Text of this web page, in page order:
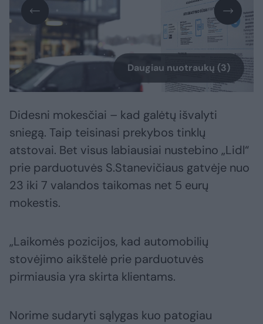
Daugiau nuotraukų (3)
Didesni mokesčiai – kad galėtų išvalyti
sniegą. Taip teisinasi prekybos tinklų
atstovai. Bet visus labiausiai nustebino „Lidl“
prie parduotuvės S.Stanevičiaus gatvėje nuo
23 iki 7 valandos taikomas net 5 eurų
mokestis.
„Laikomės pozicijos, kad automobilių
stovėjimo aikštelė prie parduotuvės
pirmiausia yra skirta klientams.
Norime sudaryti sąlygas kuo patogiau